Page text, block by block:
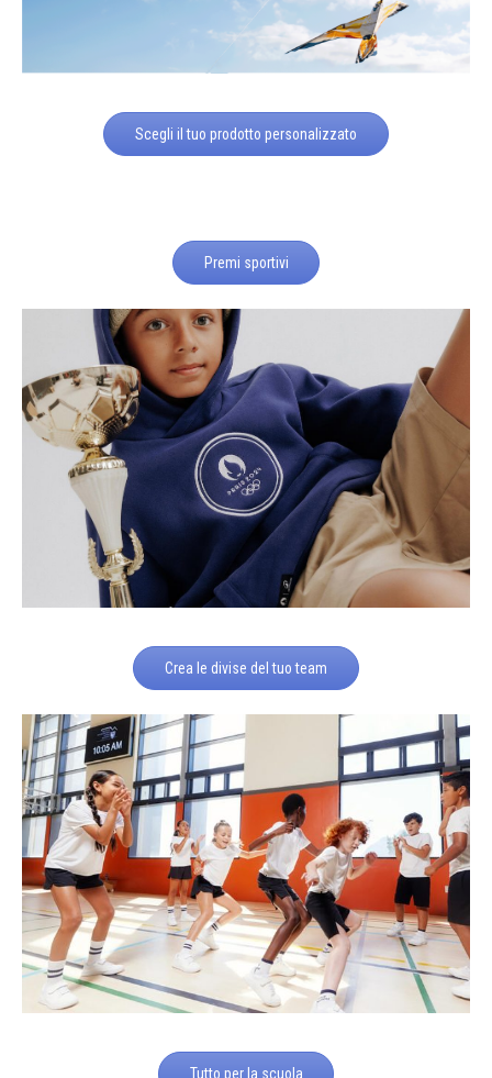
Scegli il tuo prodotto personalizzato
Premi sportivi
Crea le divise del tuo team
Tutto per la scuola